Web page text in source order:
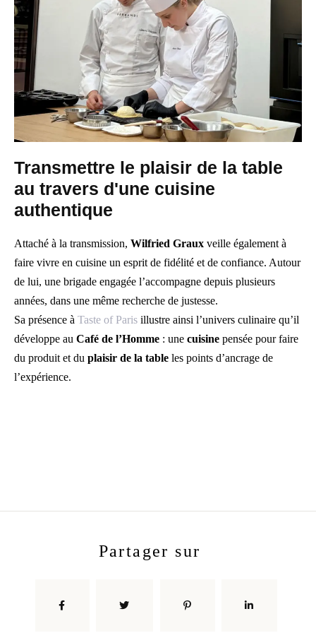
Transmettre le plaisir de la table
au travers d'une cuisine
authentique
Attaché à la transmission, Wilfried Graux veille également à
faire vivre en cuisine un esprit de fidélité et de confiance. Autour
de lui, une brigade engagée l’accompagne depuis plusieurs
années, dans une même recherche de justesse.
Sa présence à Taste of Paris illustre ainsi l’univers culinaire qu’il
développe au Café de l’Homme : une cuisine pensée pour faire
du produit et du plaisir de la table les points d’ancrage de
l’expérience.
partager sur